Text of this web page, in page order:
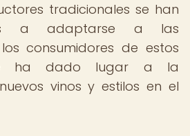
tradicionales se han
a adaptarse a las
consumidores de estos
ha dado lugar a la
vinos y estilos en el